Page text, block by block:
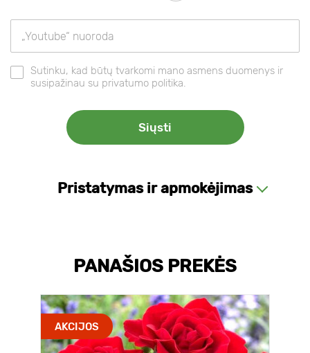
Sutinku, kad būtų tvarkomi mano asmens duomenys ir
susipažinau su privatumo politika.
Pristatymas ir apmokėjimas
PANAŠIOS PREKĖS
AKCIJOS